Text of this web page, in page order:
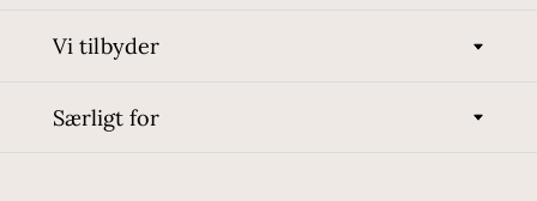
Vi tilbyder
Særligt for